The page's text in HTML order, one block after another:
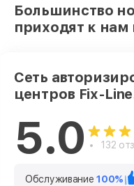
Большинство
приходят к
Сеть
центров Fix-
5.0 132
Обслуживание100%